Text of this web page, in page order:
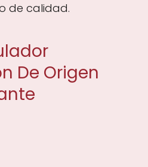
de calidad.
De Origen